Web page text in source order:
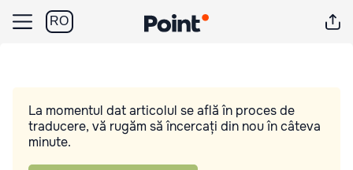
RO
La momentul dat articolul se află în proces de
traducere, vă rugăm să încercați din nou în câteva
minute.